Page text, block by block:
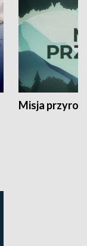
Misja